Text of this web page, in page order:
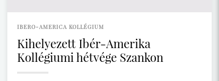
IBERO-AMERICA KOLLÉGIUM
Kihelyezett Ibér-Amerika
Kollégiumi hétvége Szankon